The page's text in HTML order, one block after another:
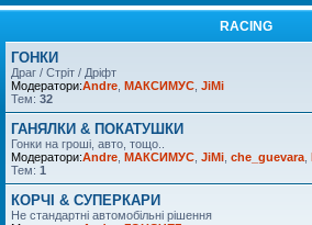
RACING
ГОНКИ
Драг / Стріт / Дріфт
Модератори:Andre МАКСИМУС JiMi
Тем: 32
ГАНЯЛКИ & ПОКАТУШКИ
Гонки на гроші, авто, тощо..
Модератори:Andre МАКСИМУС JiMi che_guevara
Тем: 1
КОРЧІ & СУПЕРКАРИ
Не стандартні автомобільні рішення